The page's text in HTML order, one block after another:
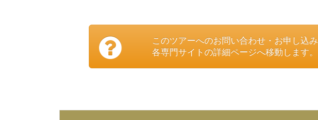
このツアーへのお問い合わせ・お申し込み
各専門サイトの詳細ページへ移動します。